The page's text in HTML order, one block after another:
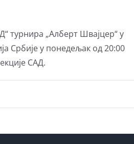
турнира „Алберт Швајцер“ у
Србије у понедељак од 20:00
САД.